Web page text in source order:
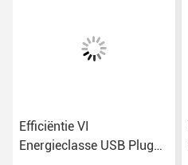
Efficiëntie VI
Energieclasse USB Plug